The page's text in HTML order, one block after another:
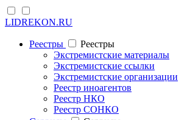
LIDREKON.RU
Реестры
Реестры
Экстремистские материалы
Экстремистские ссылки
Экстремистские организации
Реестр иноагентов
Реестр НКО
Реестр СОНКО